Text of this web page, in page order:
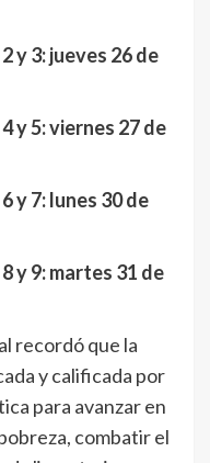
y 3: jueves 26 de
y 5: viernes 27 de
y 7: lunes 30 de
y 9: martes 31 de
recordó que la
y calificada por
para avanzar en
combatir el